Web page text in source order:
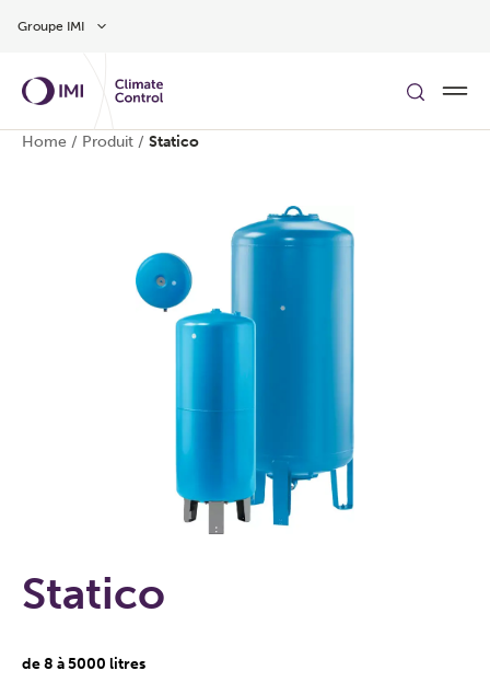
Groupe IMI
Home / Produit / Statico
Statico
de 8 à 5000 litres